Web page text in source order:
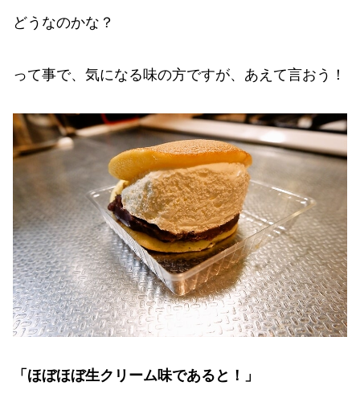
どうなのかな？
って事で、気になる味の方ですが、あえて言おう！
「ほぼほぼ生クリーム味であると！」